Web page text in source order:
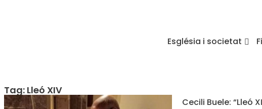
Església i societat
Tag: Lleó XIV
Cecili Buele: “Lleó